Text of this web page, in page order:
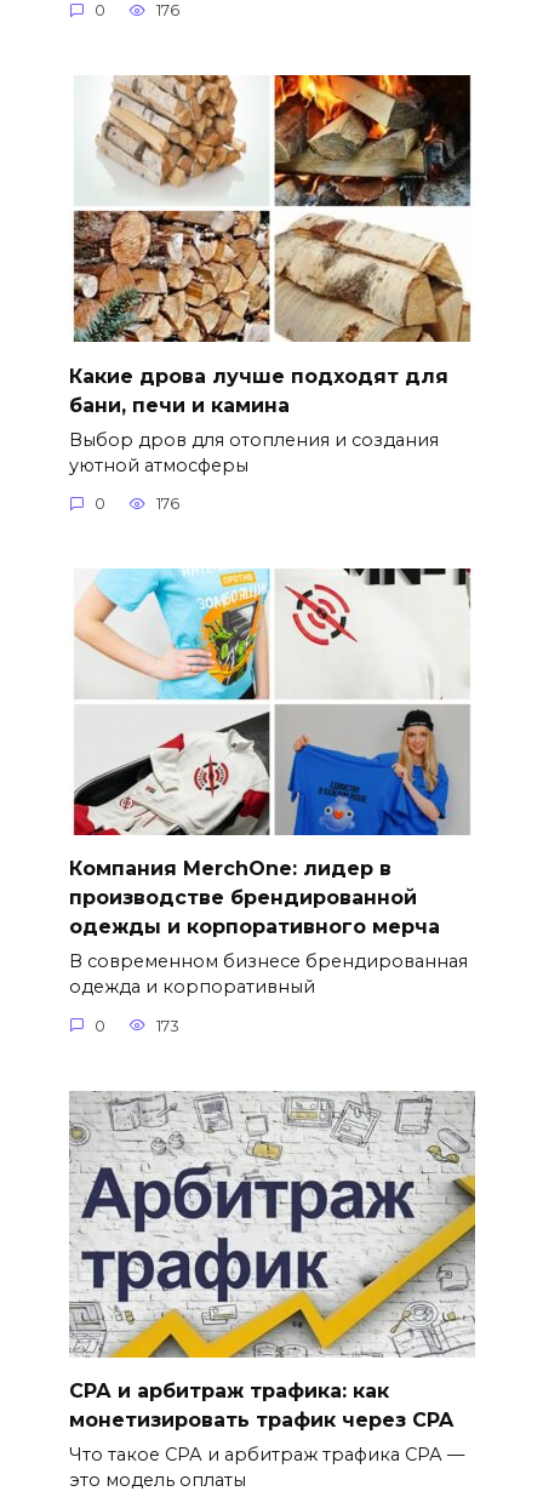
0 176
Какие дрова лучше подходят для
бани, печи и камина
Выбор дров для отопления и создания
уютной атмосферы
0 176
Компания MerchOne: лидер в
производстве брендированной
одежды и корпоративного мерча
В современном бизнесе брендированная
одежда и корпоративный
0 173
СРА и арбитраж трафика: как
монетизировать трафик через CPA
Что такое СРА и арбитраж трафика СРА —
это модель оплаты